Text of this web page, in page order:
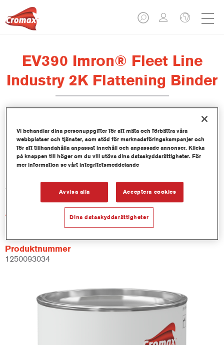
EV390 Imron® Fleet Line
Industry 2K Flattening Binder
Produktfunktioner
3.5LT
Artikelnummer
Produktnummer
1250093034
Vi behandlar dina personuppgifter för att mäta och förbättra våra
webbplatser och tjänster, som stöd för marknadsföringskampanjer och
för att tillhandahålla anpassat innehåll och anpassade annonser. Klicka
på knappen till höger om du vill utöva dina dataskyddsrättigheter. För
mer information se vårt integritetsmeddelande
Avvisa alla Acceptera cookies
Dina dataskyddsrättigheter